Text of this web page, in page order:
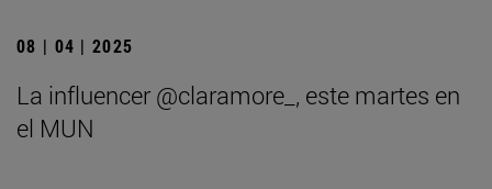
08 | 04 | 2025
La influencer @claramore_, este martes en
el MUN